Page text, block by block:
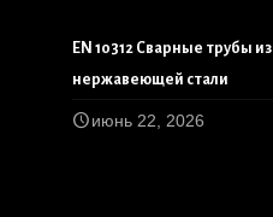
EN 10312 Сварные трубы из
нержавеющей стали
июнь 22, 2026